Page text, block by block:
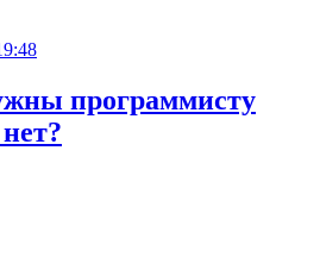
программисту